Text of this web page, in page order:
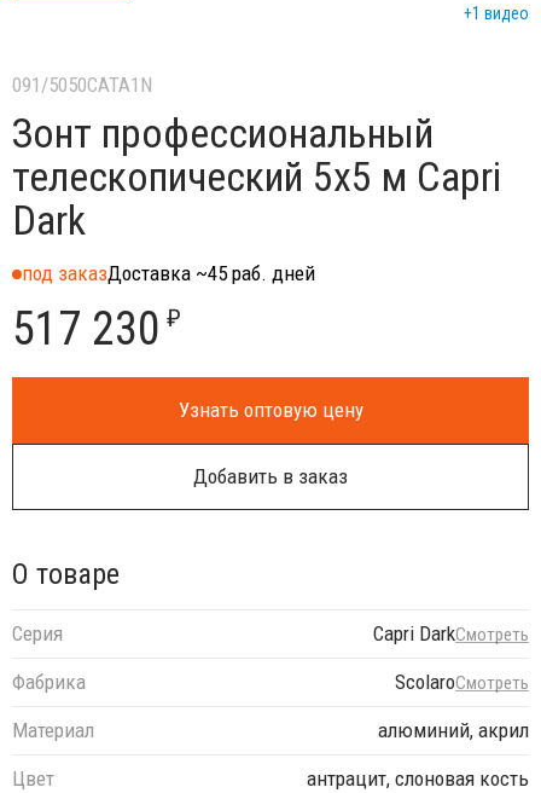
+1 видео
091/5050CATA1N
Зонт профессиональный
телескопический 5х5 м Capri
Dark
под заказДоставка ~45 раб. дней
517 230 ₽
Узнать оптовую цену
Добавить в заказ
О товаре
Серия Capri DarkСмотреть
Фабрика ScolaroСмотреть
Материал
алюминий, акрил
Цвет
антрацит, слоновая кость